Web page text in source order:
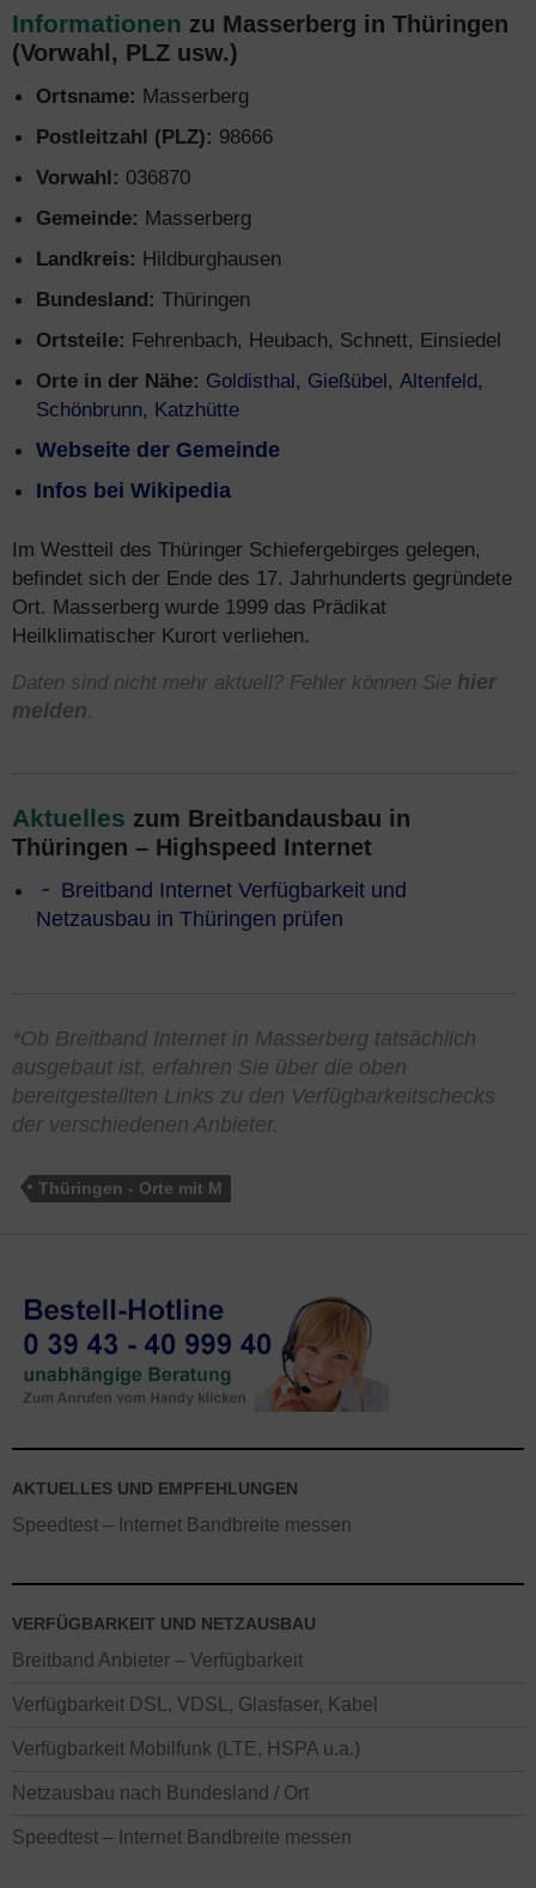
Informationen zu Masserberg in Thüringen
(Vorwahl, PLZ usw.)
Ortsname: Masserberg
Postleitzahl (PLZ): 98666
Vorwahl: 036870
Gemeinde: Masserberg
Landkreis: Hildburghausen
Bundesland: Thüringen
Ortsteile: Fehrenbach, Heubach, Schnett, Einsiedel
Orte in der Nähe: Goldisthal, Gießübel, Altenfeld,
Schönbrunn, Katzhütte
Webseite der Gemeinde
Infos bei Wikipedia
Im Westteil des Thüringer Schiefergebirges gelegen,
befindet sich der Ende des 17. Jahrhunderts gegründete
Ort. Masserberg wurde 1999 das Prädikat
Heilklimatischer Kurort verliehen.
Daten sind nicht mehr aktuell? Fehler können Sie hier
melden.
Aktuelles zum Breitbandausbau in
Thüringen – Highspeed Internet
Breitband Internet Verfügbarkeit und
Netzausbau in Thüringen prüfen
*Ob Breitband Internet in Masserberg tatsächlich
ausgebaut ist, erfahren Sie über die oben
bereitgestellten Links zu den Verfügbarkeitschecks
der verschiedenen Anbieter.
Thüringen - Orte mit M
AKTUELLES UND EMPFEHLUNGEN
Speedtest – Internet Bandbreite messen
VERFÜGBARKEIT UND NETZAUSBAU
Breitband Anbieter – Verfügbarkeit
Verfügbarkeit DSL, VDSL, Glasfaser, Kabel
Verfügbarkeit Mobilfunk (LTE, HSPA u.a.)
Netzausbau nach Bundesland / Ort
Speedtest – Internet Bandbreite messen